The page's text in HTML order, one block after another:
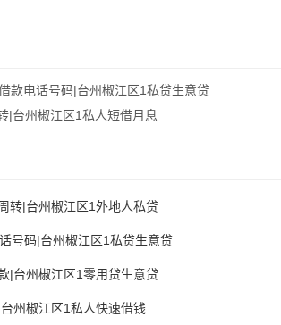
款电话号码|台州椒江区1私贷生意贷
|台州椒江区1私人短借月息
转|台州椒江区1外地人私贷
号码|台州椒江区1私贷生意贷
|台州椒江区1零用贷生意贷
州椒江区1私人快速借钱